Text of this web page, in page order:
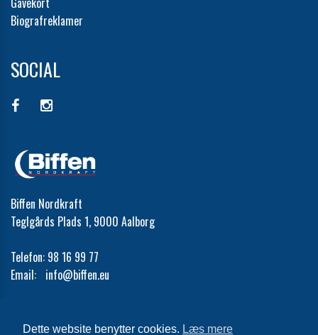
Dette website benytter cookies. Læs mere
Biografreklamer
SOCIAL
Biffen Nordkraft
Teglgårds Plads 1, 9000 Aalborg
Telefon: 98 16 99 77
Email: info@biffen.eu